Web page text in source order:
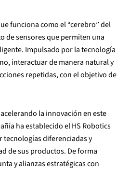
funciona como el “cerebro” del
de sensores que permiten una
Impulsado por la tecnología
interactuar de manera natural y
repetidas, con el objetivo de
la innovación en este
ha establecido el HS Robotics
tecnologías diferenciadas y
de sus productos. De forma
y alianzas estratégicas con